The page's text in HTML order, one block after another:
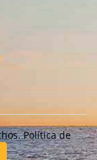
Política de